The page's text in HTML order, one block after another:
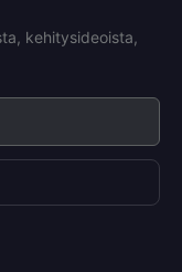
kehitysideoista,